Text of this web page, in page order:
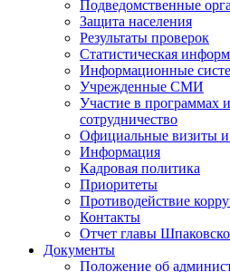
Подведомственные
Защита населения
Результаты проверок
Статистическая
Информационные
Учрежденные СМИ
Участие в программах
сотрудничество
Официальные визиты и
Информация
Кадровая политика
Приоритеты
Противодействие
Контакты
Отчет главы
Документы
Положение об